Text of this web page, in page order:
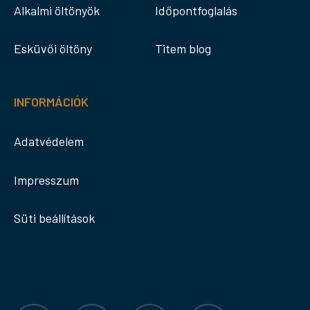
Alkalmi öltönyök
Esküvői öltöny
Időpontfoglalás
Titem blog
INFORMÁCIÓK
Adatvédelem
Impresszum
Süti beállítások